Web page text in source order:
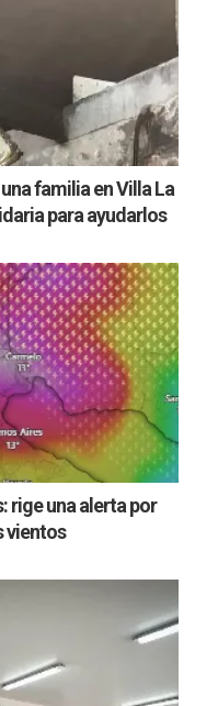
familia en Villa La
para ayudarlos
rige una alerta por
vientos